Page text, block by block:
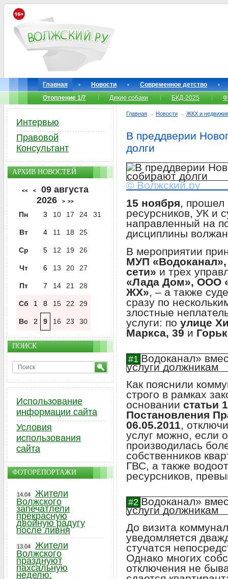
Главная Новости
Современное детство
Отопление 1/7
Дикие собаки БКД-2025
Главная → Новости → ЖКХ и
В преддверии
долги
© Волжский.ру
15 ноября, прошел
ресурсников, УК и
направленный на
дисциплины
В мероприятии
МУП
сети» и трех
«Лада Дом», ООО
ЖХ», – а также
сразу по
злостные
услуги: по улице
Маркса, 39 и
Как пояснили
строго в рамках
основании статьи
Постановления
06.05.2011,
услуг можно, если
производилась
собственников
ГВС, а также
ресурсников,
До визита
уведомляется
стучатся
Однако многих
отключения не
Интервью
Правовой
Консультант
АРХИВ НОВОСТЕЙ
<< <
09 августа
2026
> >>
Пн 3 10 17 24 31
Вт 4 11 18 25
Ср 5 12 19 26
Чт 6 13 20 27
Пт 7 14 21 28
Сб 1 8 15 22 29
Вс 2 9 16 23 30
ПОИСК
Использование
информации сайта
Условия
использования
сайта
ФОТОРЕПОРТАЖИ
14.04
Жители
Волжского
запечатлели
прекрасную
двойную радугу
после ливня
13.04
Жители
Волжского
празднуют
пахсальную
неделю: